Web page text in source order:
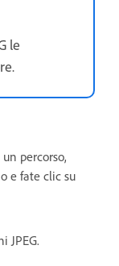
le
percorso,
e fate clic su
JPEG.